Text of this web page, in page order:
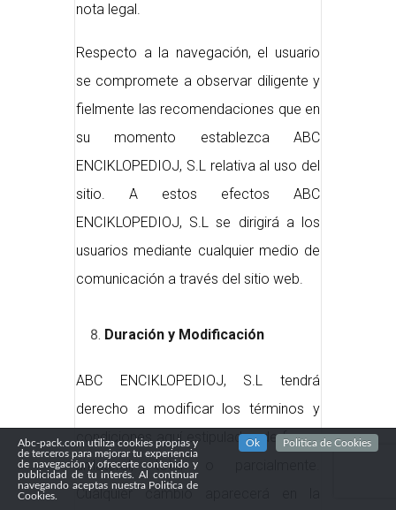
nota legal.
Respecto a la navegación, el usuario
se compromete a observar diligente y
fielmente las recomendaciones que en
su momento establezca ABC
ENCIKLOPEDIOJ, S.L relativa al uso del
sitio. A estos efectos ABC
ENCIKLOPEDIOJ, S.L se dirigirá a los
usuarios mediante cualquier medio de
comunicación a través del sitio web.
Duración y Modificación
ABC ENCIKLOPEDIOJ, S.L tendrá
derecho a modificar los términos y
condiciones aquí estipuladas de forma
unilateral, total o parcialmente.
Cualquier cambio aparecerá en la
Abc-pack.com utiliza cookies propias y
de terceros para mejorar tu experiencia
de navegación y ofrecerte contenido y
publicidad de tu interés. Al continuar
navegando aceptas nuestra Politica de
Cookies.
Ok Politica de Cookies